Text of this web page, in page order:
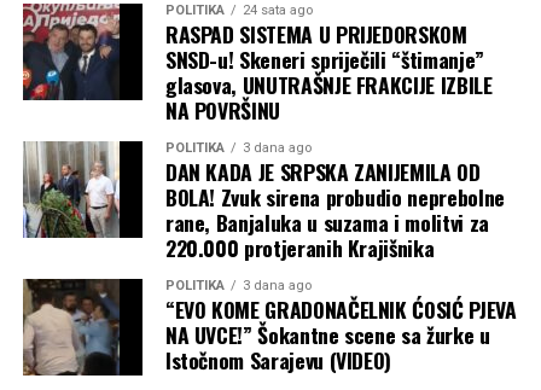
POLITIKA 24 sata ago
RASPAD SISTEMA U PRIJEDORSKOM
SNSD-u! Skeneri spriječili “štimanje”
glasova, UNUTRAŠNJE FRAKCIJE IZBILE
NA POVRŠINU
POLITIKA 3 dana ago
DAN KADA JE SRPSKA ZANIJEMILA OD
BOLA! Zvuk sirena probudio neprebolne
rane, Banjaluka u suzama i molitvi za
220.000 protjeranih Krajišnika
POLITIKA 3 dana ago
“EVO KOME GRADONAČELNIK ĆOSIĆ PJEVA
NA UVCE!” Šokantne scene sa žurke u
Istočnom Sarajevu (VIDEO)